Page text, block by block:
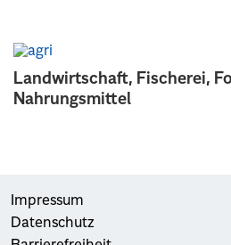
Landwirtschaft, Fischerei,
Nahrungsmittel
Impressum
Datenschutz